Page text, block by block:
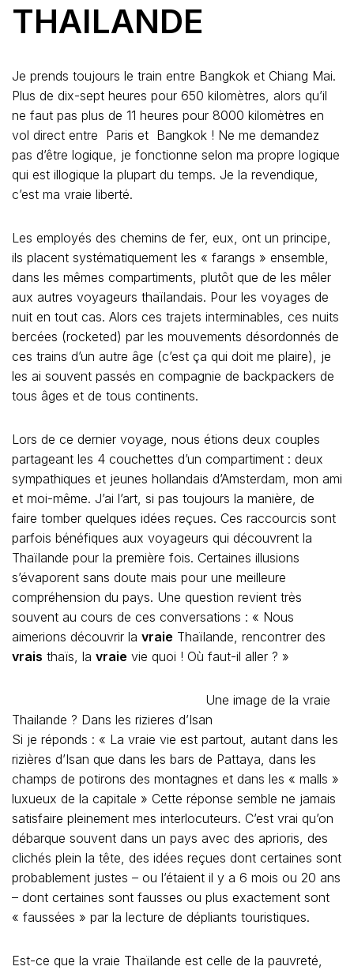
THAILANDE
Je prends toujours le train entre Bangkok et Chiang Mai.
Plus de dix-sept heures pour 650 kilomètres, alors qu’il
ne faut pas plus de 11 heures pour 8000 kilomètres en
vol direct entre Paris et Bangkok ! Ne me demandez
pas d’être logique, je fonctionne selon ma propre logique
qui est illogique la plupart du temps. Je la revendique,
c’est ma vraie liberté.
Les employés des chemins de fer, eux, ont un principe,
ils placent systématiquement les « farangs » ensemble,
dans les mêmes compartiments, plutôt que de les mêler
aux autres voyageurs thaïlandais. Pour les voyages de
nuit en tout cas. Alors ces trajets interminables, ces nuits
bercées (rocketed) par les mouvements désordonnés de
ces trains d’un autre âge (c’est ça qui doit me plaire), je
les ai souvent passés en compagnie de backpackers de
tous âges et de tous continents.
Lors de ce dernier voyage, nous étions deux couples
partageant les 4 couchettes d’un compartiment : deux
sympathiques et jeunes hollandais d’Amsterdam, mon ami
et moi-même. J’ai l’art, si pas toujours la manière, de
faire tomber quelques idées reçues. Ces raccourcis sont
parfois bénéfiques aux voyageurs qui découvrent la
Thaïlande pour la première fois. Certaines illusions
s’évaporent sans doute mais pour une meilleure
compréhension du pays. Une question revient très
souvent au cours de ces conversations : « Nous
aimerions découvrir la vraie Thaïlande, rencontrer des
vrais thaïs, la vraie vie quoi ! Où faut-il aller ? »
Une image de la vraie
Thailande ? Dans les rizieres d’Isan
Si je réponds : « La vraie vie est partout, autant dans les
rizières d’Isan que dans les bars de Pattaya, dans les
champs de potirons des montagnes et dans les « malls »
luxueux de la capitale » Cette réponse semble ne jamais
satisfaire pleinement mes interlocuteurs. C’est vrai qu’on
débarque souvent dans un pays avec des aprioris, des
clichés plein la tête, des idées reçues dont certaines sont
probablement justes – ou l’étaient il y a 6 mois ou 20 ans
– dont certaines sont fausses ou plus exactement sont
« faussées » par la lecture de dépliants touristiques.
Est-ce que la vraie Thaïlande est celle de la pauvreté,